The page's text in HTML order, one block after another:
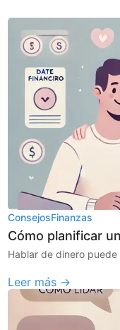
ConsejosFinanzas
Cómo planificar
Hablar de dinero
Leer más →